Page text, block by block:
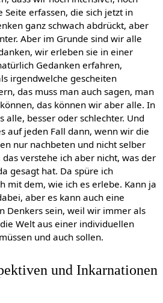
Seite erfassen, die sich jetzt in
ganz schwach abdrückt, aber
Aber im Grunde sind wir alle
wir erleben sie in einer
Gedanken erfahren,
irgendwelche gescheiten
das muss man auch sagen, man
das können wir aber alle. In
alle, besser oder schlechter. Und
auf jeden Fall dann, wenn wir die
nur nachbeten und nicht selber
verstehe ich aber nicht, was der
gesagt hat. Da spüre ich
mit dem, wie ich es erlebe. Kann ja
aber es kann auch eine
Denkers sein, weil wir immer als
Welt aus einer individuellen
und auch sollen.
und Inkarnationen